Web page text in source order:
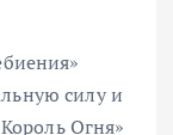
силу и
Огня»